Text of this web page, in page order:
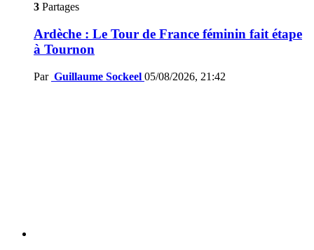
3 Partages
Ardèche : Le Tour de France féminin fait étape
à Tournon
Par Guillaume Sockeel 05/08/2026, 21:42